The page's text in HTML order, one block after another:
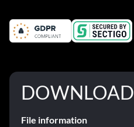
DOWNLOAD
File information